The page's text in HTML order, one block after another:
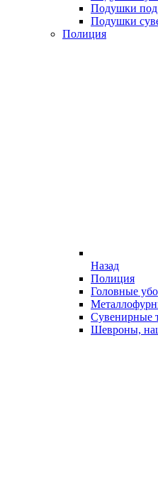
Подушки под
Подушки
Полиция
Назад
Полиция
Головные
Сувенирные
Шевроны,